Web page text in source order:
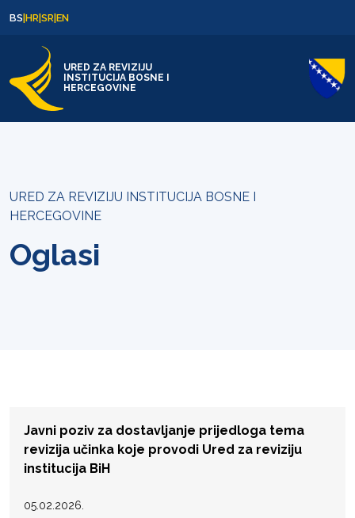
BS|HR|SR|EN
URED ZA REVIZIJU
INSTITUCIJA BOSNE I
HERCEGOVINE
URED ZA REVIZIJU INSTITUCIJA BOSNE I
HERCEGOVINE
Oglasi
Javni poziv za dostavljanje prijedloga tema
revizija učinka koje provodi Ured za reviziju
institucija BiH
05.02.2026.